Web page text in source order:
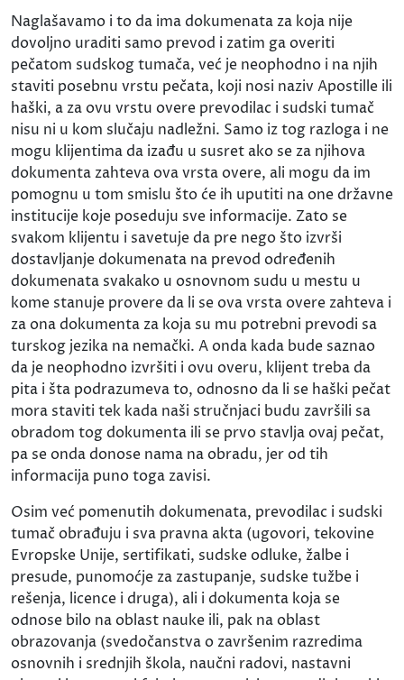
Naglašavamo i to da ima dokumenata za koja nije
dovoljno uraditi samo prevod i zatim ga overiti
pečatom sudskog tumača, već je neophodno i na njih
staviti posebnu vrstu pečata, koji nosi naziv Apostille ili
haški, a za ovu vrstu overe prevodilac i sudski tumač
nisu ni u kom slučaju nadležni. Samo iz tog razloga i ne
mogu klijentima da izađu u susret ako se za njihova
dokumenta zahteva ova vrsta overe, ali mogu da im
pomognu u tom smislu što će ih uputiti na one državne
institucije koje poseduju sve informacije. Zato se
svakom klijentu i savetuje da pre nego što izvrši
dostavljanje dokumenata na prevod određenih
dokumenata svakako u osnovnom sudu u mestu u
kome stanuje provere da li se ova vrsta overe zahteva i
za ona dokumenta za koja su mu potrebni prevodi sa
turskog jezika na nemački. A onda kada bude saznao
da je neophodno izvršiti i ovu overu, klijent treba da
pita i šta podrazumeva to, odnosno da li se haški pečat
mora staviti tek kada naši stručnjaci budu završili sa
obradom tog dokumenta ili se prvo stavlja ovaj pečat,
pa se onda donose nama na obradu, jer od tih
informacija puno toga zavisi.
Osim već pomenutih dokumenata, prevodilac i sudski
tumač obrađuju i sva pravna akta (ugovori, tekovine
Evropske Unije, sertifikati, sudske odluke, žalbe i
presude, punomoćje za zastupanje, sudske tužbe i
rešenja, licence i druga), ali i dokumenta koja se
odnose bilo na oblast nauke ili, pak na oblast
obrazovanja (svedočanstva o završenim razredima
osnovnih i srednjih škola, naučni radovi, nastavni